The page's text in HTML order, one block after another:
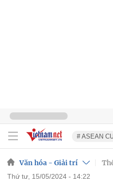
# ASEAN
Văn hóa - Giải trí
thứ tư, 15/05/2024 - 14:22